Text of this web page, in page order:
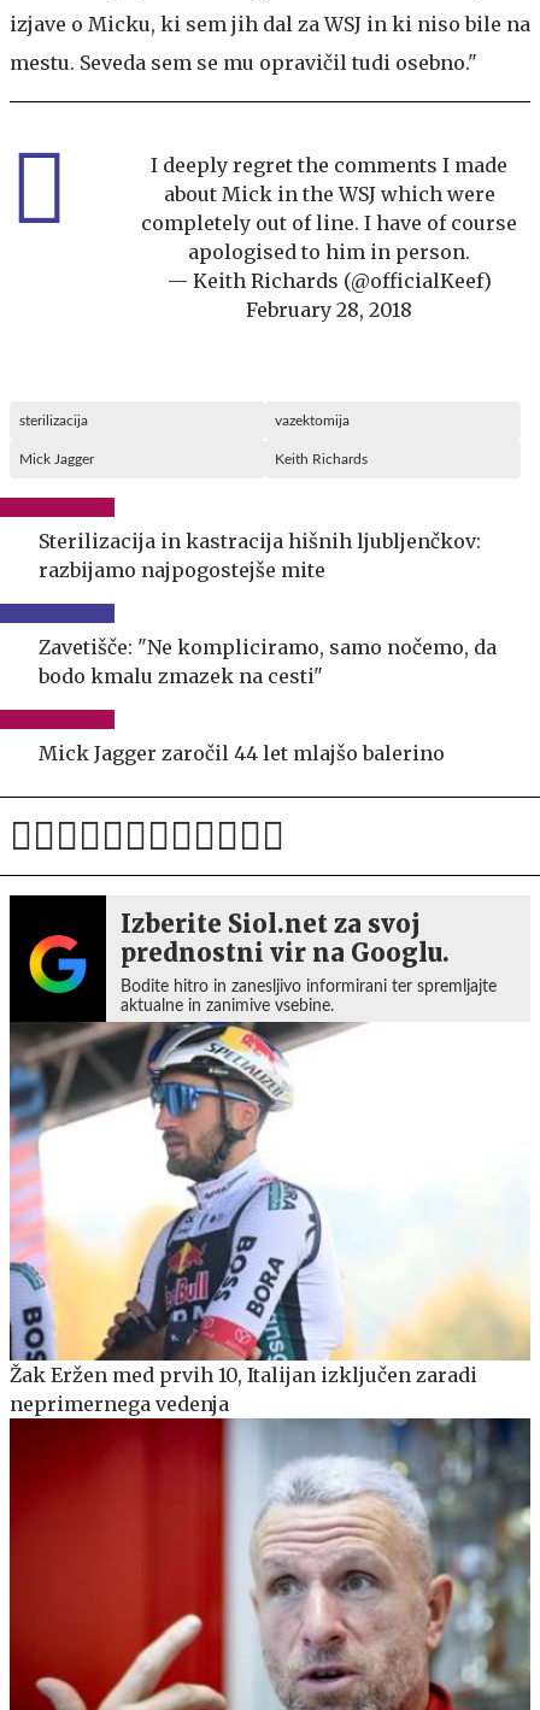
izjave o Micku, ki sem jih dal za WSJ in ki niso bile na
mestu. Seveda sem se mu opravičil tudi osebno."
I deeply regret the comments I made
about Mick in the WSJ which were
completely out of line. I have of course
apologised to him in person.
— Keith Richards (@officialKeef)
February 28, 2018
sterilizacija vazektomija
Mick Jagger Keith Richards
Sterilizacija in kastracija hišnih ljubljenčkov:
razbijamo najpogostejše mite
Zavetišče: "Ne kompliciramo, samo nočemo, da
bodo kmalu zmazek na cesti"
Mick Jagger zaročil 44 let mlajšo balerino
Izberite Siol.net za svoj
prednostni vir na Googlu.
Bodite hitro in zanesljivo informirani ter spremljajte
aktualne in zanimive vsebine.
Žak Eržen med prvih 10, Italijan izključen zaradi
neprimernega vedenja